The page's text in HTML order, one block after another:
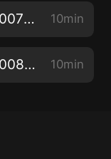
重生農女，她有田園好種田 【007】三弟 10min
重生農女，她有田園好種田 【008】堂妹方以雲 10min